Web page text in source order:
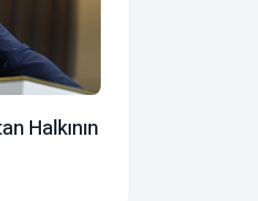
Halkının